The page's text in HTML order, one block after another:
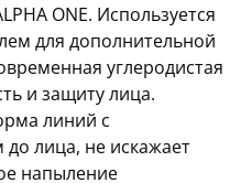
ONE. Используется
для дополнительной
углеродистая
и защиту лица.
линий с
лица, не искажает
напыление